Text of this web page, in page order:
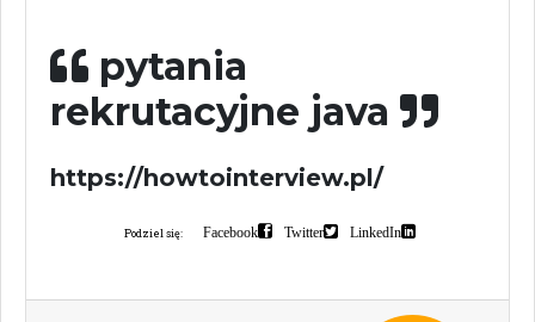
pytania
rekrutacyjne java
https://howtointerview.pl/
Podziel się: Facebook Twitter LinkedIn